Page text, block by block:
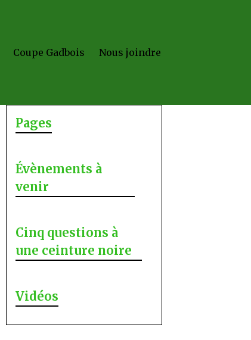
Coupe Gadbois Nous joindre
Pages
Évènements à
venir
Cinq questions à
une ceinture noire
Vidéos